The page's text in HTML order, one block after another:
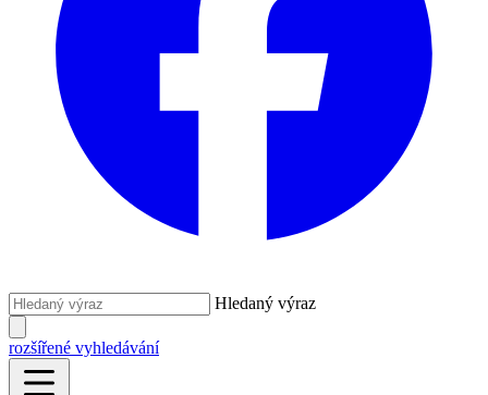
Hledaný výraz
rozšířené vyhledávání